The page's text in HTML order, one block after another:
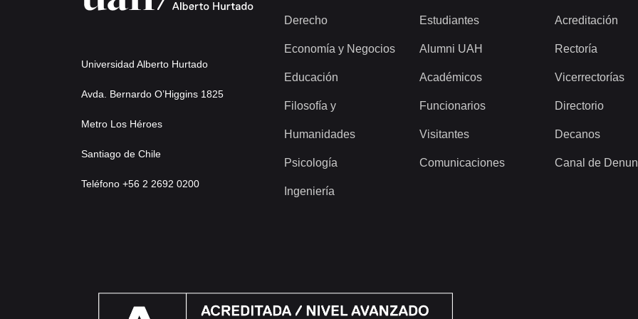
Universidad Alberto Hurtado
Avda. Bernardo O’Higgins 1825
Metro Los Héroes
Santiago de Chile
Teléfono +56 2 2692 0200
Derecho
Economía y Negocios
Educación
Filosofía y
Humanidades
Psicología
Ingeniería
Estudiantes
Alumni UAH
Académicos
Funcionarios
Visitantes
Comunicaciones
Acreditación
Rectoría
Vicerrectorías
Directorio
Decanos
Canal de